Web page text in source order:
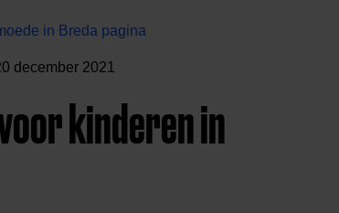
in Breda pagina
december 2021
kinderen in